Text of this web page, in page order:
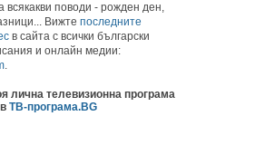
всякакви поводи - рожден ден,
Вижте последните
в сайта с всички български
и онлайн медии:
.
лична телевизионна програма
в ТВ-програма.BG